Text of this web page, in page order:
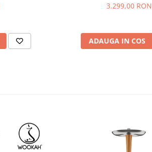
3.299,00 RON
ADAUGA IN COS